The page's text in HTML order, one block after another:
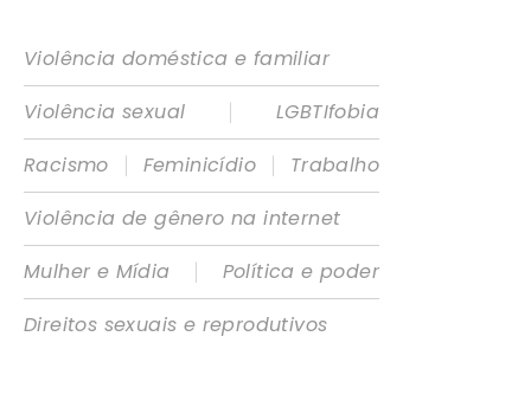
Violência doméstica e familiar
Violência sexual
|
LGBTIfobia
Racismo
| Feminicídio |
Trabalho
Violência de gênero na internet
Mulher e Mídia
|
Política e poder
Direitos sexuais e reprodutivos